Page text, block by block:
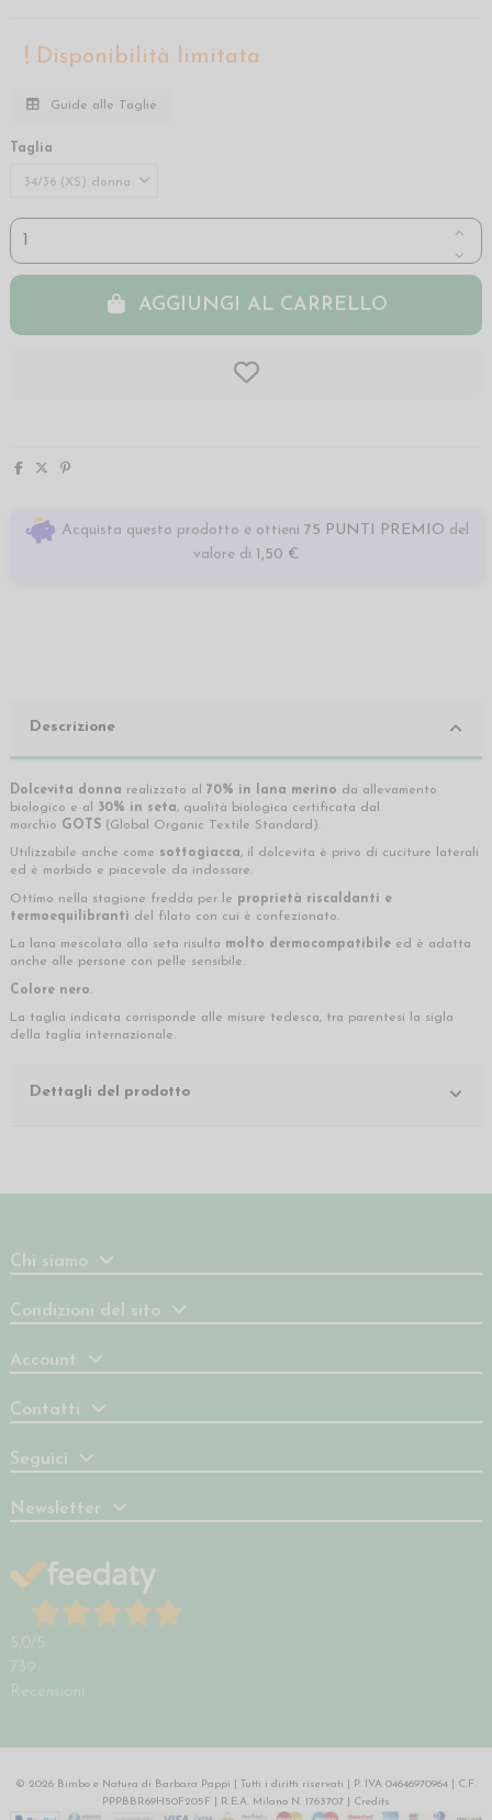
Disponibilità limitata
Guide alle Taglie
Taglia
AGGIUNGI AL CARRELLO
Acquista questo prodotto e ottieni 75 PUNTI PREMIO del
valore di 1,50 €
Descrizione
Dolcevita donna realizzato al 70% in lana merino da allevamento
biologico e al 30% in seta, qualità biologica certificata dal
marchio GOTS (Global Organic Textile Standard).
Utilizzabile anche come sottogiacca, il dolcevita è privo di cuciture laterali
ed è morbido e piacevole da indossare.
Ottimo nella stagione fredda per le proprietà riscaldanti e
termoequilibranti del filato con cui è confezionato.
La lana mescolata alla seta risulta molto dermocompatibile ed è adatta
anche alle persone con pelle sensibile.
Colore nero.
La taglia indicata corrisponde alle misure tedesca, tra parentesi la sigla
della taglia internazionale.
Dettagli del prodotto
Chi siamo
Condizioni del sito
Account
Contatti
Seguici
Newsletter
5,0 /5
739
Recensioni
© 2026 Bimbo e Natura di Barbara Pappi | Tutti i diritti riservati | P. IVA 04646970964 | C.F.
PPPBBR69H50F205F | R.E.A. Milano N. 1763707 | Credits